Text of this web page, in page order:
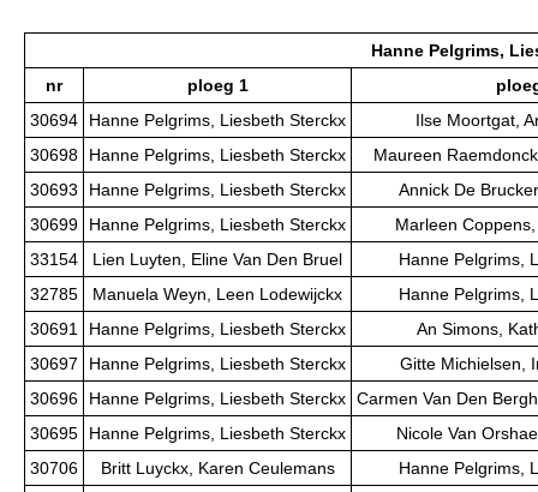
Hanne Pelgrims,
nr
ploeg 1
30694
Hanne Pelgrims, Liesbeth Sterckx
Ilse Moortgat,
30698
Hanne Pelgrims, Liesbeth Sterckx
Maureen
30693
Hanne Pelgrims, Liesbeth Sterckx
Annick De
30699
Hanne Pelgrims, Liesbeth Sterckx
Marleen
33154
Lien Luyten, Eline Van Den Bruel
Hanne Pelgrims,
32785
Manuela Weyn, Leen Lodewijckx
Hanne Pelgrims,
30691
Hanne Pelgrims, Liesbeth Sterckx
An Simons,
30697
Hanne Pelgrims, Liesbeth Sterckx
Gitte Michielsen,
30696
Hanne Pelgrims, Liesbeth Sterckx Carmen Van Den
30695
Hanne Pelgrims, Liesbeth Sterckx
Nicole Van
30706
Britt Luyckx, Karen Ceulemans
Hanne Pelgrims,